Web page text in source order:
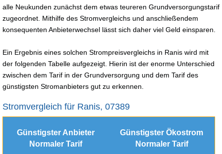
alle Neukunden zunächst dem etwas teureren Grundversorgungstarif
zugeordnet. Mithilfe des Stromvergleichs und anschließendem
konsequenten Anbieterwechsel lässt sich daher viel Geld einsparen.
Ein Ergebnis eines solchen Strompreisvergleichs in Ranis wird mit
der folgenden Tabelle aufgezeigt. Hierin ist der enorme Unterschied
zwischen dem Tarif in der Grundversorgung und dem Tarif des
günstigsten Stromanbieters gut zu erkennen.
Stromvergleich für Ranis, 07389
Günstigster Anbieter
Normaler Tarif
Günstigster Ökostrom
Normaler Tarif